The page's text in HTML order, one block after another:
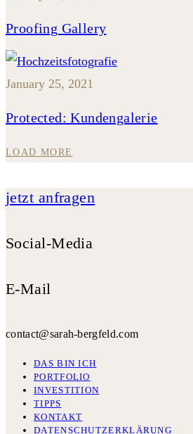
Proofing Gallery
January 25, 2021
Protected: Kundengalerie
LOAD MORE
jetzt anfragen
Social-Media
E-Mail
contact@sarah-bergfeld.com
DAS BIN ICH
PORTFOLIO
INVESTITION
TIPPS
KONTAKT
DATENSCHUTZERKLÄRUNG